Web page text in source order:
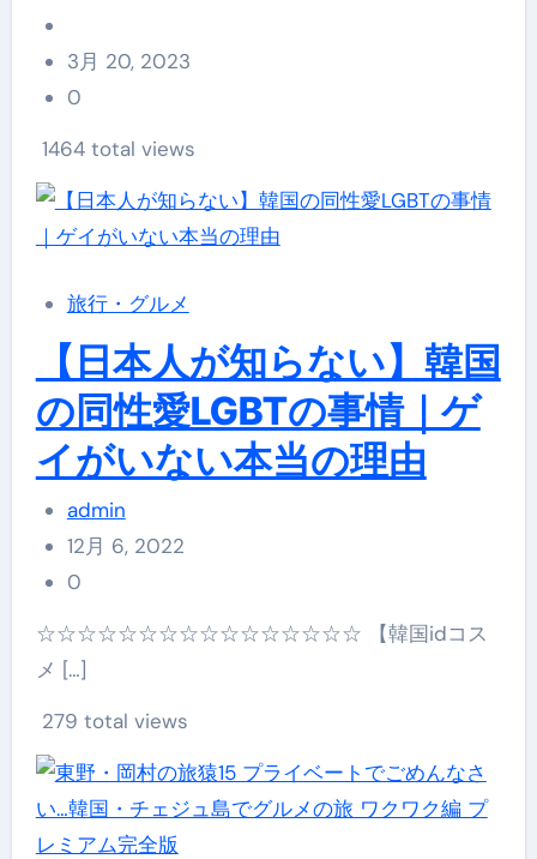
3月 20, 2023
0
1464 total views
旅行・グルメ
【日本人が知らない】韓国
の同性愛LGBTの事情｜ゲ
イがいない本当の理由
admin
12月 6, 2022
0
☆☆☆☆☆☆☆☆☆☆☆☆☆☆☆☆ 【韓国idコス
メ […]
279 total views